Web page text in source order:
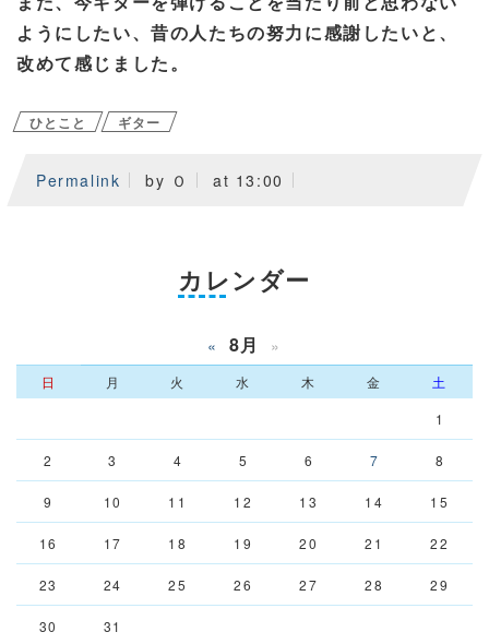
ようにしたい、昔の人たちの努力に感謝したいと、
改めて感じました。
ひとこと ギター
Permalink by Ｏ at 13:00
カレンダー
« 8月 »
日 月 火 水 木 金
土
1
2 3 4 5 6 7 8
9 10 11 12 13 14 15
16 17 18 19 20 21 22
23 24 25 26 27 28 29
30 31